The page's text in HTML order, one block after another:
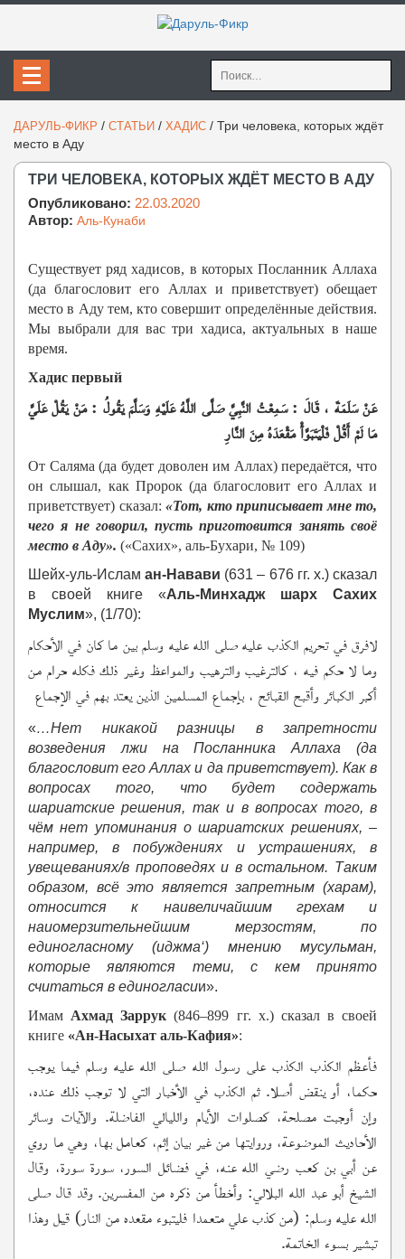
Найти:
ДАРУЛЬ-ФИКР / СТАТЬИ / ХАДИС / Три человека, которых ждёт
место в Аду
ТРИ ЧЕЛОВЕКА, КОТОРЫХ ЖДЁТ МЕСТО В АДУ
Опубликовано: 22.03.2020
Автор: Аль-Кунаби
Существует ряд хадисов, в которых Посланник Аллаха
(да благословит его Аллах и приветствует) обещает
место в Аду тем, кто совершит определённые действия.
Мы выбрали для вас три хадиса, актуальных в наше
время.
Хадис первый
عَنْ سَلَمَةَ ، قَالَ : سَمِعْتُ النَّبِيَّ صَلَّى اللَّهُ عَلَيْهِ وَسَلَّمَ يَقُولُ : مَنْ يَقُلْ عَلَيَّ
مَا لَمْ أَقُلْ فَلْيَتَبَوَّأْ مَقْعَدَهُ مِنَ النَّارِ
От Саляма (да будет доволен им Аллах) передаётся, что
он слышал, как Пророк (да благословит его Аллах и
приветствует) сказал: «Тот, кто приписывает мне то,
чего я не говорил, пусть приготовится занять своё
место в Аду». («Сахих», аль-Бухари, № 109)
Шейх-уль-Исламан-Навави (631 – 676 гг. х.) сказал
в своей книге «Аль-Минхадж шарх Сахих
Муслим», (1/70):
لافرق في تحريم الكذب عليه صلى الله عليه وسلم بين ما كان في الأحكام
وما لا حكم فيه ، كالترغيب والترهيب والمواعظ وغير ذلك فكله حرام من
أكبر الكبائر وأقبح القبائح ، بإجماع المسلمين الذين يعتد بهم في الإجماع
«…Нет никакой разницы в запретности
возведения лжи на Посланника Аллаха (да
благословит его Аллах и да приветствует). Как в
вопросах того, что будет содержать
шариатские решения, так и в вопросах того, в
чём нет упоминания о шариатских решениях, –
например, в побуждениях и устрашениях, в
увещеваниях/в проповедях и в остальном. Таким
образом, всё это является запретным (харам),
относится к наивеличайшим грехам и
наиомерзительнейшим мерзостям, по
единогласному (иджма‘) мнению мусульман,
которые являются теми, с кем принято
считаться в единогласии».
Имам Ахмад Заррук (846–899 гг. х.) сказал в своей
книге «Ан-Насыхат аль-Кафия»:
فأعظم الكذب الكذب على رسول الله صلى الله عليه وسلم فيما يوجب
حكما، أو ينقض أصلا. ثم الكذب في الأخبار التي لا توجب ذلك عنده،
وإن أوجبت مصلحة، كصلوات الأيام والليالي الفاضلة. والآيات وسائر
الأحاديث الموضوعة، وروايتها من غير بيان إثم، كعامل بها، وهي ما روي
عن أبي بن كعب رضي الله عنه، في فضائل السور، سورة سورة، وقال
الشيخ أبو عبد الله البلالي: وأخطأ من ذكره من المفسرين. وقد قال صلى
الله عليه وسلم: (من كذب علي متعمدا فليتبوء مقعده من النار) قيل وهذا
تبشير بسوء الخاتمة.